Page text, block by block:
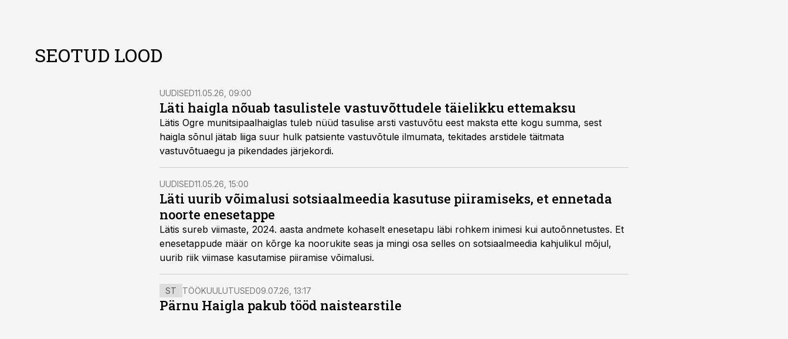
SEOTUD LOOD
UUDISED11.05.26, 09:00
Läti haigla nõuab tasulistele vastuvõttudele täielikku ettemaksu
Lätis Ogre munitsipaalhaiglas tuleb nüüd tasulise arsti vastuvõtu eest maksta ette kogu summa, sest
haigla sõnul jätab liiga suur hulk patsiente vastuvõtule ilmumata, tekitades arstidele täitmata
vastuvõtuaegu ja pikendades järjekordi.
UUDISED11.05.26, 15:00
Läti uurib võimalusi sotsiaalmeedia kasutuse piiramiseks, et ennetada
noorte enesetappe
Lätis sureb viimaste, 2024. aasta andmete kohaselt enesetapu läbi rohkem inimesi kui autoõnnetustes. Et
enesetappude määr on kõrge ka noorukite seas ja mingi osa selles on sotsiaalmeedia kahjulikul mõjul,
uurib riik viimase kasutamise piiramise võimalusi.
ST TÖÖKUULUTUSED09.07.26, 13:17
Pärnu Haigla pakub tööd naistearstile